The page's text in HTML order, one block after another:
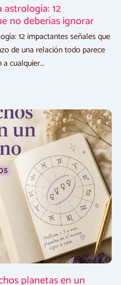
12
no deberías ignorar
12 impactantes señales que
de una relación todo parece
cualquier...
planetas en un